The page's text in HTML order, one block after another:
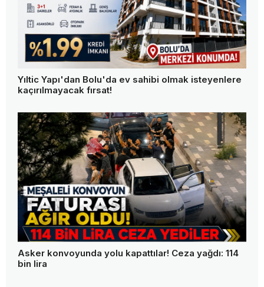
Yıltic Yapı'dan Bolu'da ev sahibi olmak isteyenlere
kaçırılmayacak fırsat!
Asker konvoyunda yolu kapattılar! Ceza yağdı: 114
bin lira